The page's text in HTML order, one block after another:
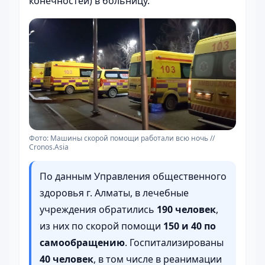
Фото: Машины скорой помощи работали всю ночь //
Cronos.Asia
По данным Управления общественного
здоровья г. Алматы, в лечебные
учреждения обратились 190 человек,
из них по скорой помощи 150 и 40 по
самообращению. Госпитализированы
40 человек, в том числе в реанимации